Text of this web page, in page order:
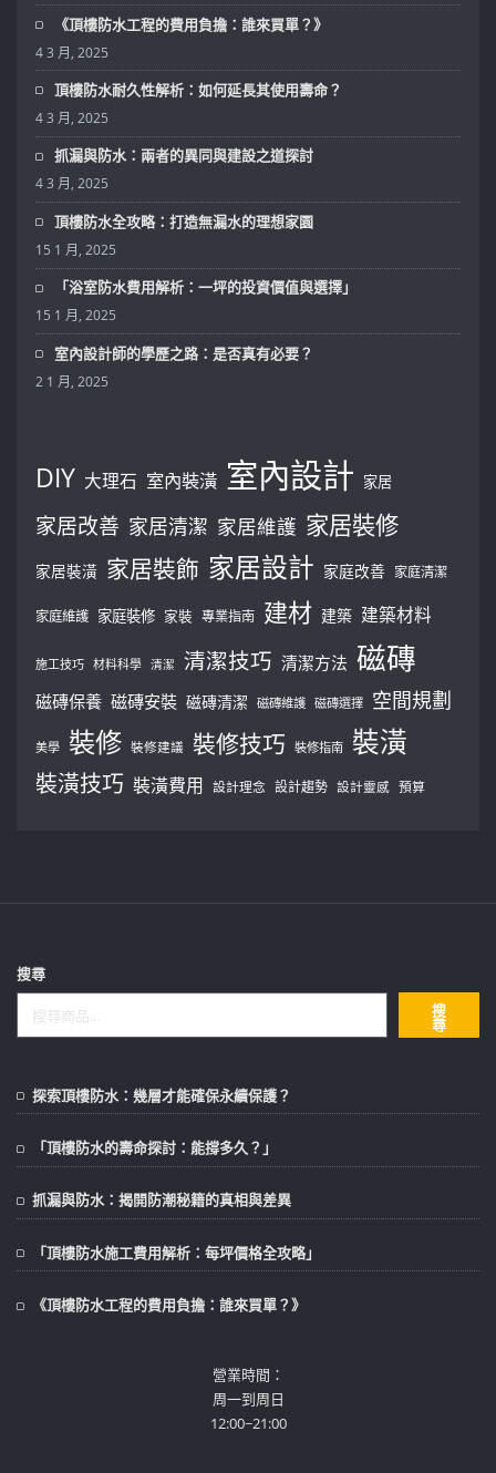
《頂樓防水工程的費用負擔：誰來買單？》
4 3 月, 2025
頂樓防水耐久性解析：如何延長其使用壽命？
4 3 月, 2025
抓漏與防水：兩者的異同與建設之道探討
4 3 月, 2025
頂樓防水全攻略：打造無漏水的理想家園
15 1 月, 2025
「浴室防水費用解析：一坪的投資價值與選擇」
15 1 月, 2025
室內設計師的學歷之路：是否真有必要？
2 1 月, 2025
DIY 大理石 室內裝潢 室內設計 家居
家居改善 家居清潔 家居維護 家居裝修
家居裝潢 家居裝飾 家居設計 家庭改善 家庭清潔
家庭維護 家庭裝修 家裝 專業指南 建材 建築 建築材料
施工技巧 材料科學 清潔 清潔技巧 清潔方法 磁磚
磁磚保養 磁磚安裝 磁磚清潔 磁磚維護 磁磚選擇 空間規劃
美學 裝修 裝修建議 裝修技巧 裝修指南 裝潢
裝潢技巧 裝潢費用 設計理念 設計趨勢 設計靈感 預算
搜尋
搜
尋
探索頂樓防水：幾層才能確保永續保護？
「頂樓防水的壽命探討：能撐多久？」
抓漏與防水：揭開防潮秘籍的真相與差異
「頂樓防水施工費用解析：每坪價格全攻略」
《頂樓防水工程的費用負擔：誰來買單？》
營業時間：
周一到周日
12:00~21:00